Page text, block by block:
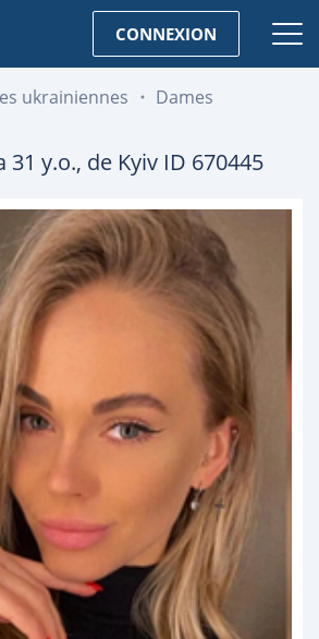
CONNEXION
ukrainiennes
Dames
31 y.o., de Kyiv ID 670445